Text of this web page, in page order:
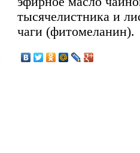
тысячелистника и
чаги (фитомеланин).